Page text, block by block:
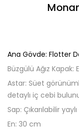
Ana Gövde: Flotter
Büzgülü Ağız
Astar: Süet
detaylı iç cebi
Sap: Çıkarılabilir
En: 30 cm